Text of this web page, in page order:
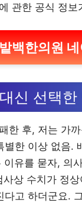
관한 공식 정
백한의원
신 선택한
한 후, 저는 가
별한 이상 없음.
유를 묻자, 의
사상 수치가 정
다고 하더군요.